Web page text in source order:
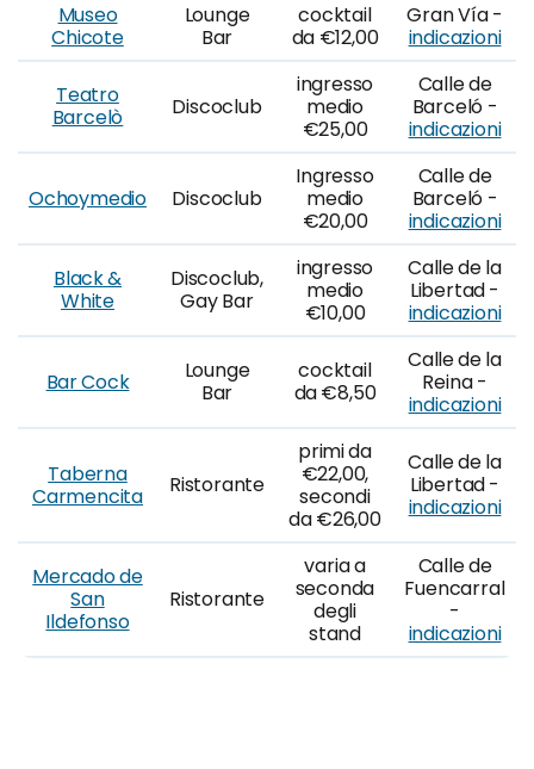
Museo
Chicote
Lounge
Bar
cocktail
da €12,00
Gran Vía -
indicazioni
Teatro
Barcelò
Discoclub
ingresso
medio
€25,00
Calle de
Barceló -
indicazioni
Ochoymedio Discoclub
Ingresso
medio
€20,00
Calle de
Barceló -
indicazioni
Black &
White
Discoclub,
Gay Bar
ingresso
medio
€10,00
Calle de la
Libertad -
indicazioni
Bar Cock
Lounge
Bar
cocktail
da €8,50
Calle de la
Reina -
indicazioni
Taberna
Carmencita
Ristorante
primi da
€22,00,
secondi
da €26,00
Calle de la
Libertad -
indicazioni
Mercado de
San
Ildefonso
Ristorante
varia a
seconda
degli
stand
Calle de
Fuencarral
-
indicazioni